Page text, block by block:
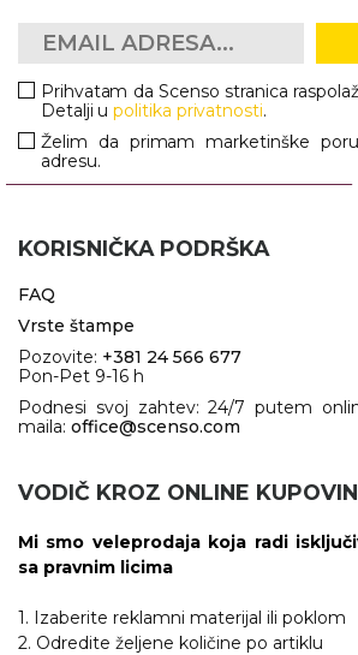
Prihvatam da Scenso stranica
Detalji upolitika privatnosti.
Želim da primam marketinške
adresu.
KORISNIČKA PODRŠKA
FAQ
Vrste štampe
Pozovite: +381 24 566 677
Pon-Pet 9-16 h
Podnesi svoj zahtev: 24/7 putem
maila: office@scenso.com
VODIČ KROZ ONLINE
Mi smo veleprodaja koja radi
sa pravnim licima
1. Izaberite reklamni materijal ili poklom
2. Odredite željene količine po artiklu